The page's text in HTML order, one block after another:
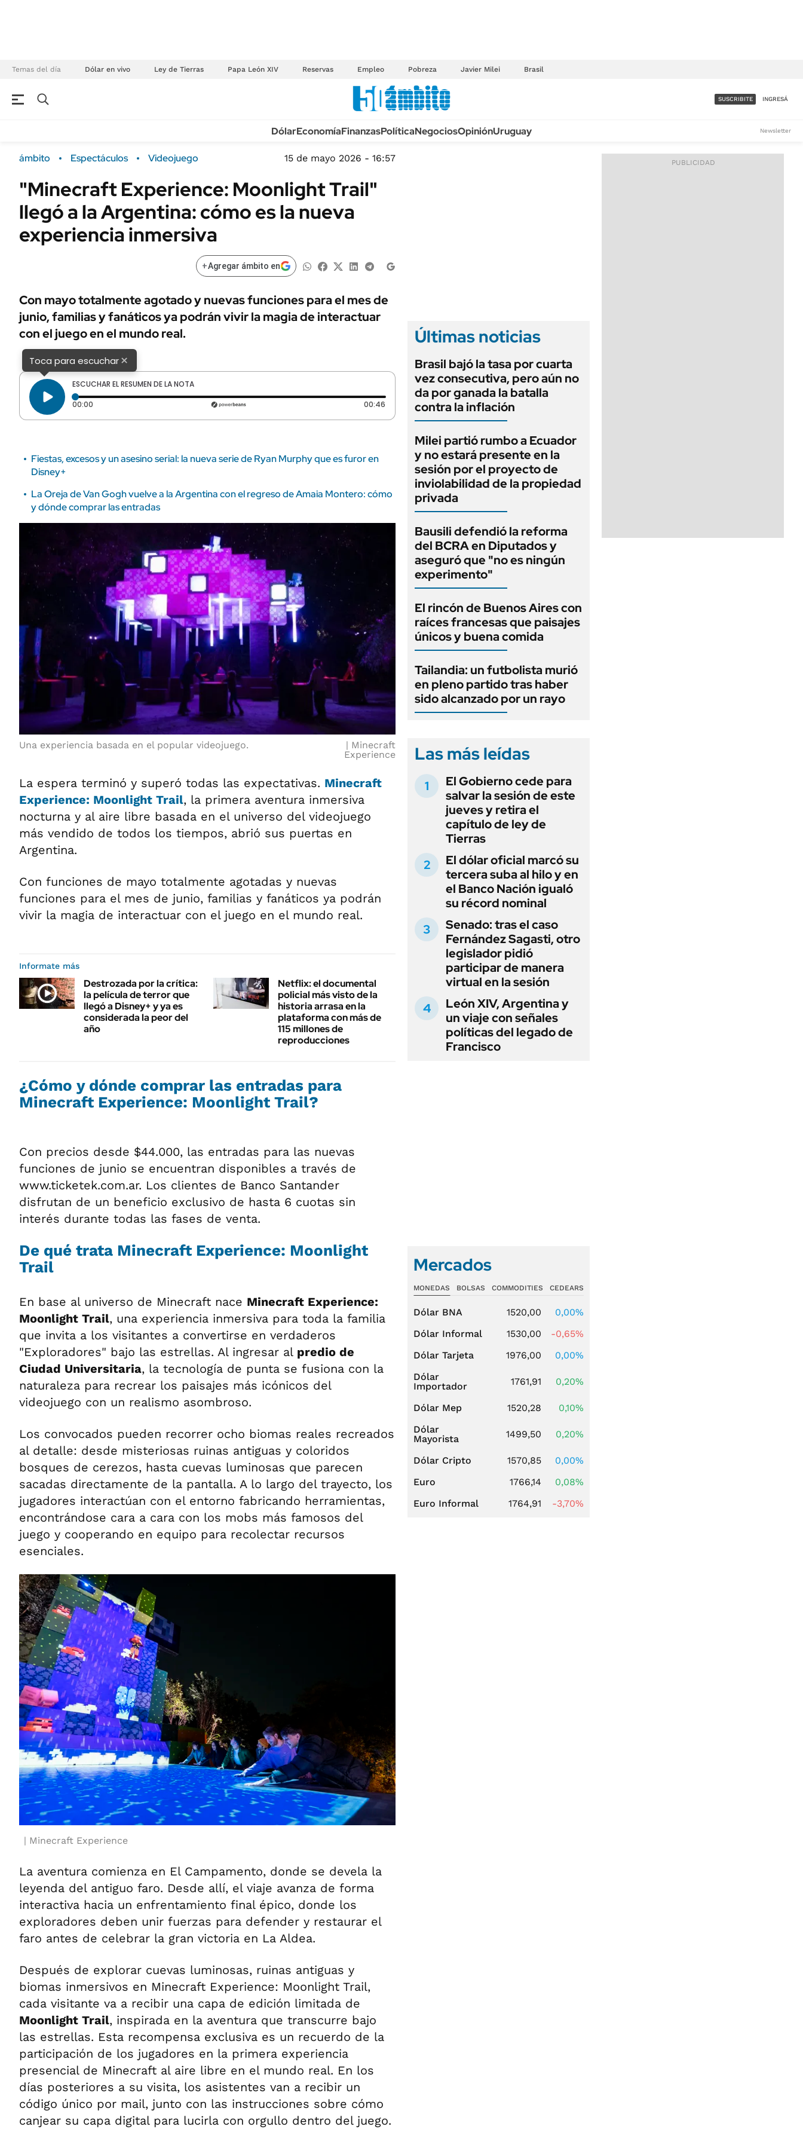
Temas del día Dólar en vivo Ley de Tierras Papa León XIV Reservas Empleo Pobreza Javier Milei Brasil
Campo
FINANZAS
Dólar
Real Estate
Sustentabilidad
Seguros
POLÍTICA
URUGUAY
TECNOLOGÍA
MÉXICO
MUNDO
INFORMACIÓN GENERAL
AUTOS
ACCESO FULL - $1.800/MES
SUSCRIBITE INGRESÁ
DólarEconomíaFinanzasPolíticaNegociosOpiniónUruguay Newsletter
ámbito Espectáculos Videojuego 15 de mayo 2026 - 16:57
"Minecraft Experience: Moonlight Trail"
llegó a la Argentina: cómo es la nueva
experiencia inmersiva
+Agregar ámbito en
Con mayo totalmente agotado y nuevas funciones para el mes de
junio, familias y fanáticos ya podrán vivir la magia de interactuar
con el juego en el mundo real.
Toca para escuchar×
ESCUCHAR EL RESUMEN DE LA NOTA
00:00 Tiempo transcurrido: 0 segundos 00:46 Duración: 46 segundos
Fiestas, excesos y un asesino serial: la nueva serie de Ryan Murphy que es furor en
Disney+
La Oreja de Van Gogh vuelve a la Argentina con el regreso de Amaia Montero: cómo
y dónde comprar las entradas
Una experiencia basada en el popular videojuego.
Minecraft
Experience
La espera terminó y superó todas las expectativas. Minecraft
Experience: Moonlight Trail, la primera aventura inmersiva
nocturna y al aire libre basada en el universo del videojuego
más vendido de todos los tiempos, abrió sus puertas en
Argentina.
Con funciones de mayo totalmente agotadas y nuevas
funciones para el mes de junio, familias y fanáticos ya podrán
vivir la magia de interactuar con el juego en el mundo real.
Informate más
Destrozada por la crítica:
la película de terror que
llegó a Disney+ y ya es
considerada la peor del
año
Netflix: el documental
policial más visto de la
historia arrasa en la
plataforma con más de
115 millones de
reproducciones
¿Cómo y dónde comprar las entradas para
Minecraft Experience: Moonlight Trail?
Con precios desde $44.000, las entradas para las nuevas
funciones de junio se encuentran disponibles a través de
www.ticketek.com.ar. Los clientes de Banco Santander
disfrutan de un beneficio exclusivo de hasta 6 cuotas sin
interés durante todas las fases de venta.
De qué trata Minecraft Experience: Moonlight
Trail
En base al universo de Minecraft nace Minecraft Experience:
Moonlight Trail, una experiencia inmersiva para toda la familia
que invita a los visitantes a convertirse en verdaderos
"Exploradores" bajo las estrellas. Al ingresar al predio de
Ciudad Universitaria, la tecnología de punta se fusiona con la
naturaleza para recrear los paisajes más icónicos del
videojuego con un realismo asombroso.
Los convocados pueden recorrer ocho biomas reales recreados
al detalle: desde misteriosas ruinas antiguas y coloridos
bosques de cerezos, hasta cuevas luminosas que parecen
sacadas directamente de la pantalla. A lo largo del trayecto, los
jugadores interactúan con el entorno fabricando herramientas,
encontrándose cara a cara con los mobs más famosos del
juego y cooperando en equipo para recolectar recursos
esenciales.
Minecraft Experience
La aventura comienza en El Campamento, donde se devela la
leyenda del antiguo faro. Desde allí, el viaje avanza de forma
interactiva hacia un enfrentamiento final épico, donde los
exploradores deben unir fuerzas para defender y restaurar el
faro antes de celebrar la gran victoria en La Aldea.
Después de explorar cuevas luminosas, ruinas antiguas y
biomas inmersivos en Minecraft Experience: Moonlight Trail,
cada visitante va a recibir una capa de edición limitada de
Moonlight Trail, inspirada en la aventura que transcurre bajo
las estrellas. Esta recompensa exclusiva es un recuerdo de la
participación de los jugadores en la primera experiencia
presencial de Minecraft al aire libre en el mundo real. En los
días posteriores a su visita, los asistentes van a recibir un
código único por mail, junto con las instrucciones sobre cómo
canjear su capa digital para lucirla con orgullo dentro del juego.
Últimas noticias
Brasil bajó la tasa por cuarta
vez consecutiva, pero aún no
da por ganada la batalla
contra la inflación
Milei partió rumbo a Ecuador
y no estará presente en la
sesión por el proyecto de
inviolabilidad de la propiedad
privada
Bausili defendió la reforma
del BCRA en Diputados y
aseguró que "no es ningún
experimento"
El rincón de Buenos Aires con
raíces francesas que paisajes
únicos y buena comida
Tailandia: un futbolista murió
en pleno partido tras haber
sido alcanzado por un rayo
Las más leídas
El Gobierno cede para
salvar la sesión de este
jueves y retira el
capítulo de ley de
Tierras
El dólar oficial marcó su
tercera suba al hilo y en
el Banco Nación igualó
su récord nominal
Senado: tras el caso
Fernández Sagasti, otro
legislador pidió
participar de manera
virtual en la sesión
León XIV, Argentina y
un viaje con señales
políticas del legado de
Francisco
Mercados
MONEDAS BOLSAS COMMODITIES CEDEARS
Dólar BNA 1520,00
0,00%
Dólar Informal
1530,00
-0,65%
Dólar Tarjeta
1976,00
0,00%
Dólar
Importador
1761,91 0,20%
Dólar Mep 1520,28
0,10%
Dólar
Mayorista
1499,50 0,20%
Dólar Cripto 1570,85
0,00%
Euro
1766,14
0,08%
Euro Informal
1764,91 -3,70%